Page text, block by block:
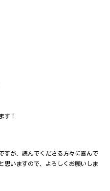
す！
すが、読んでくださる方々に喜んで
思いますので、よろしくお願いしま